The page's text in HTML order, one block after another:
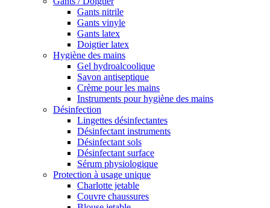
Gants nitrile
Gants vinyle
Gants latex
Doigtier latex
Hygiène des mains
Gel hydroalcoolique
Savon antiseptique
Crème pour les mains
Instruments pour hygiène des mains
Désinfection
Lingettes désinfectantes
Désinfectant instruments
Désinfectant sols
Désinfectant surface
Sérum physiologique
Protection à usage unique
Charlotte jetable
Couvre chaussures